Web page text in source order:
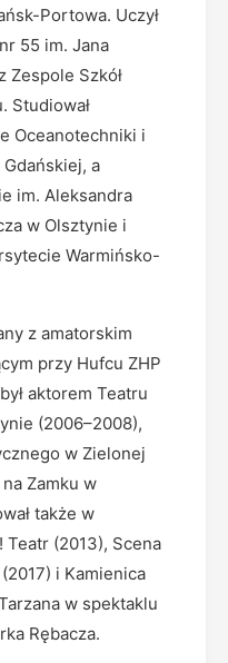
Portowa. Uczył
55 im. Jana
Zespole Szkół
Studiował
Oceanotechniki i
a
im. Aleksandra
w Olsztynie i
Warmińsko-
z amatorskim
przy Hufcu ZHP
aktorem Teatru
(2006–2008),
w Zielonej
Zamku w
także w
(2013), Scena
i Kamienica
w spektaklu
Rębacza.